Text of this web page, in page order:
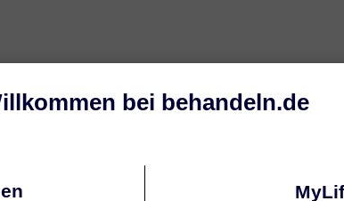
Symptome Ursachen &
Hausmittel